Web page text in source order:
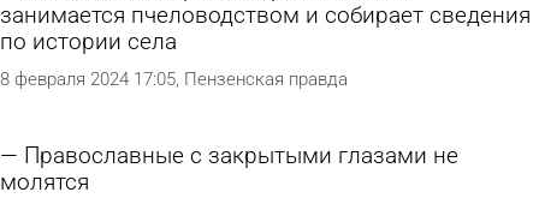
занимается пчеловодством и собирает сведения
по истории села
8 февраля 2024 17:05 Пензенская правда
Православные с закрытыми глазами не
молятся